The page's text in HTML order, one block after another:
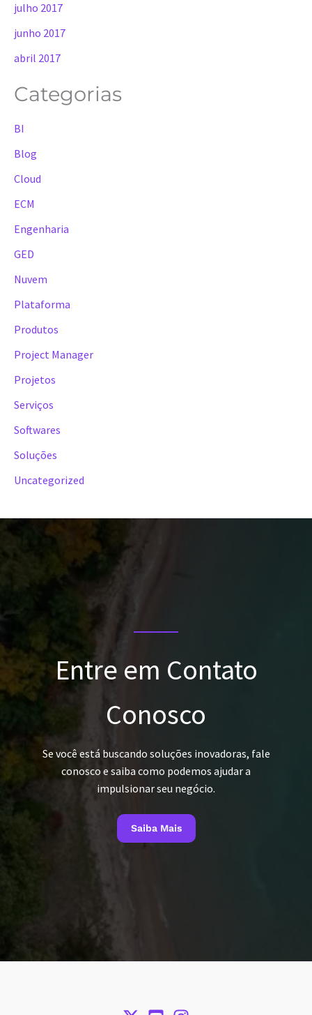
julho 2017
junho 2017
abril 2017
Categorias
BI
Blog
Cloud
ECM
Engenharia
GED
Nuvem
Plataforma
Produtos
Project Manager
Projetos
Serviços
Softwares
Soluções
Uncategorized
Entre em Contato
Conosco
Se você está buscando soluções inovadoras, fale
conosco e saiba como podemos ajudar a
impulsionar seu negócio.
Saiba Mais